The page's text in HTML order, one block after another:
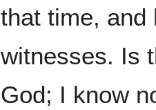
that time, and
witnesses. Is
God; I know